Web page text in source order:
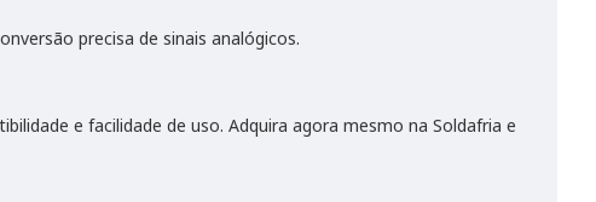
precisa de sinais analógicos.
e facilidade de uso. Adquira agora mesmo na Soldafria e